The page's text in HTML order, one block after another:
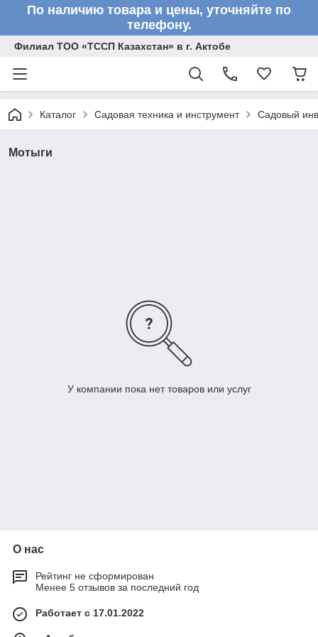
По наличию товара и цены, уточняйте по
телефону.
Филиал ТОО «ТССП Казахстан» в г. Актобе
Каталог Садовая техника и инструмент Садовый
Мотыги
У компании пока нет товаров или услуг
О нас
Рейтинг не сформирован
Менее 5 отзывов за последний год
Работает с 17.01.2022